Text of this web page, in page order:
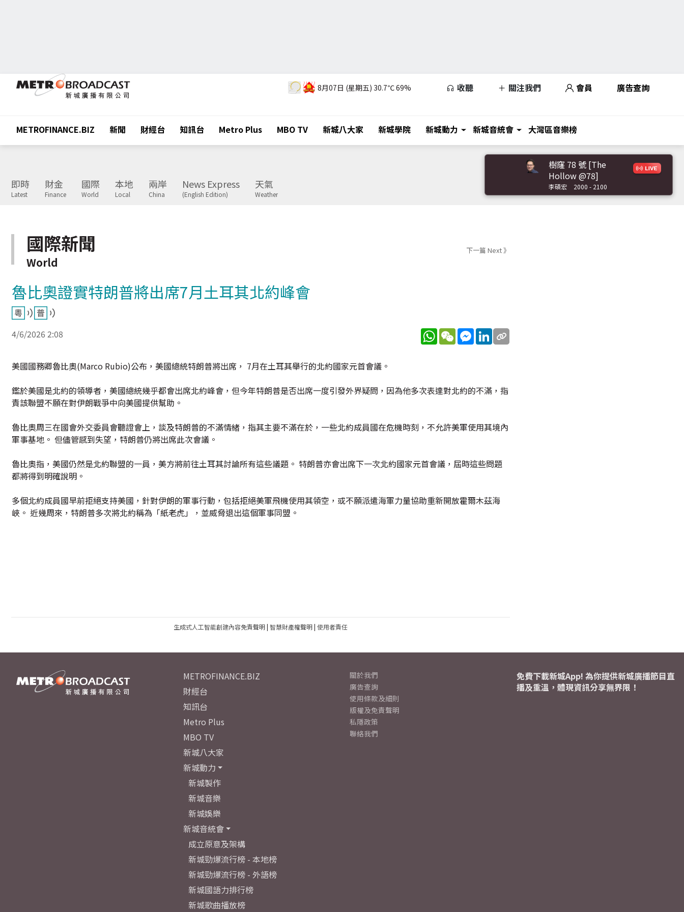
8月07日 (星期五) 30.7℃69% 收聽 關注我們 會員 廣告查詢
METROFINANCE.BIZ 新聞 財經台 知訊台 Metro Plus MBO TV 新城八大家 新城學院 新城動力 新城音統會 大灣區音樂榜
即時
Latest
財金
Finance
國際
World
本地
Local
兩岸
China
News Express
(English Edition)
天氣
Weather
樹窿 78 號 [The
Hollow @78]
李碩宏 2000 - 2100
國際新聞
World
下一篇 Next 》
魯比奧證實特朗普將出席7月土耳其北約峰會
4/6/2026 2:08 WhatsApp
WeChatMessenger
LinkedIn
美國國務卿魯比奧(Marco Rubio)公布，美國總統特朗普將出席， 7月在土耳其舉行的北約國家元首會議。
鑑於美國是北約的領導者，美國總統幾乎都會出席北約峰會，但今年特朗普是否出席一度引發外界疑問，因為他多次表達對北約的不滿，指
責該聯盟不願在對伊朗戰爭中向美國提供幫助。
魯比奧周三在國會外交委員會聽證會上，談及特朗普的不滿情緒，指其主要不滿在於，一些北約成員國在危機時刻，不允許美軍使用其境內
軍事基地。 但儘管感到失望，特朗普仍將出席此次會議。
魯比奧指，美國仍然是北約聯盟的一員，美方將前往土耳其討論所有這些議題。 特朗普亦會出席下一次北約國家元首會議，屆時這些問題
都將得到明確說明。
多個北約成員國早前拒絕支持美國，針對伊朗的軍事行動，包括拒絕美軍飛機使用其領空，或不願派遣海軍力量協助重新開放霍爾木茲海
峽。 近幾周來，特朗普多次將北約稱為「紙老虎」，並威脅退出這個軍事同盟。
生成式人工智能創建內容免責聲明| 智慧財產權聲明| 使用者責任
METROFINANCE.BIZ
財經台
知訊台
Metro Plus
MBO TV
新城八大家
新城動力
新城製作
新城音樂
新城娛樂
新城音統會
成立原意及架構
新城勁爆流行榜 - 本地榜
新城勁爆流行榜 - 外語榜
新城國語力排行榜
新城歌曲播放榜
關於我們
廣告查詢
使用條款及細則
版權及免責聲明
私隱政策
聯絡我們
免費下載新城App! 為你提供新城廣播節目直
播及重溫，體現資訊分享無界限！